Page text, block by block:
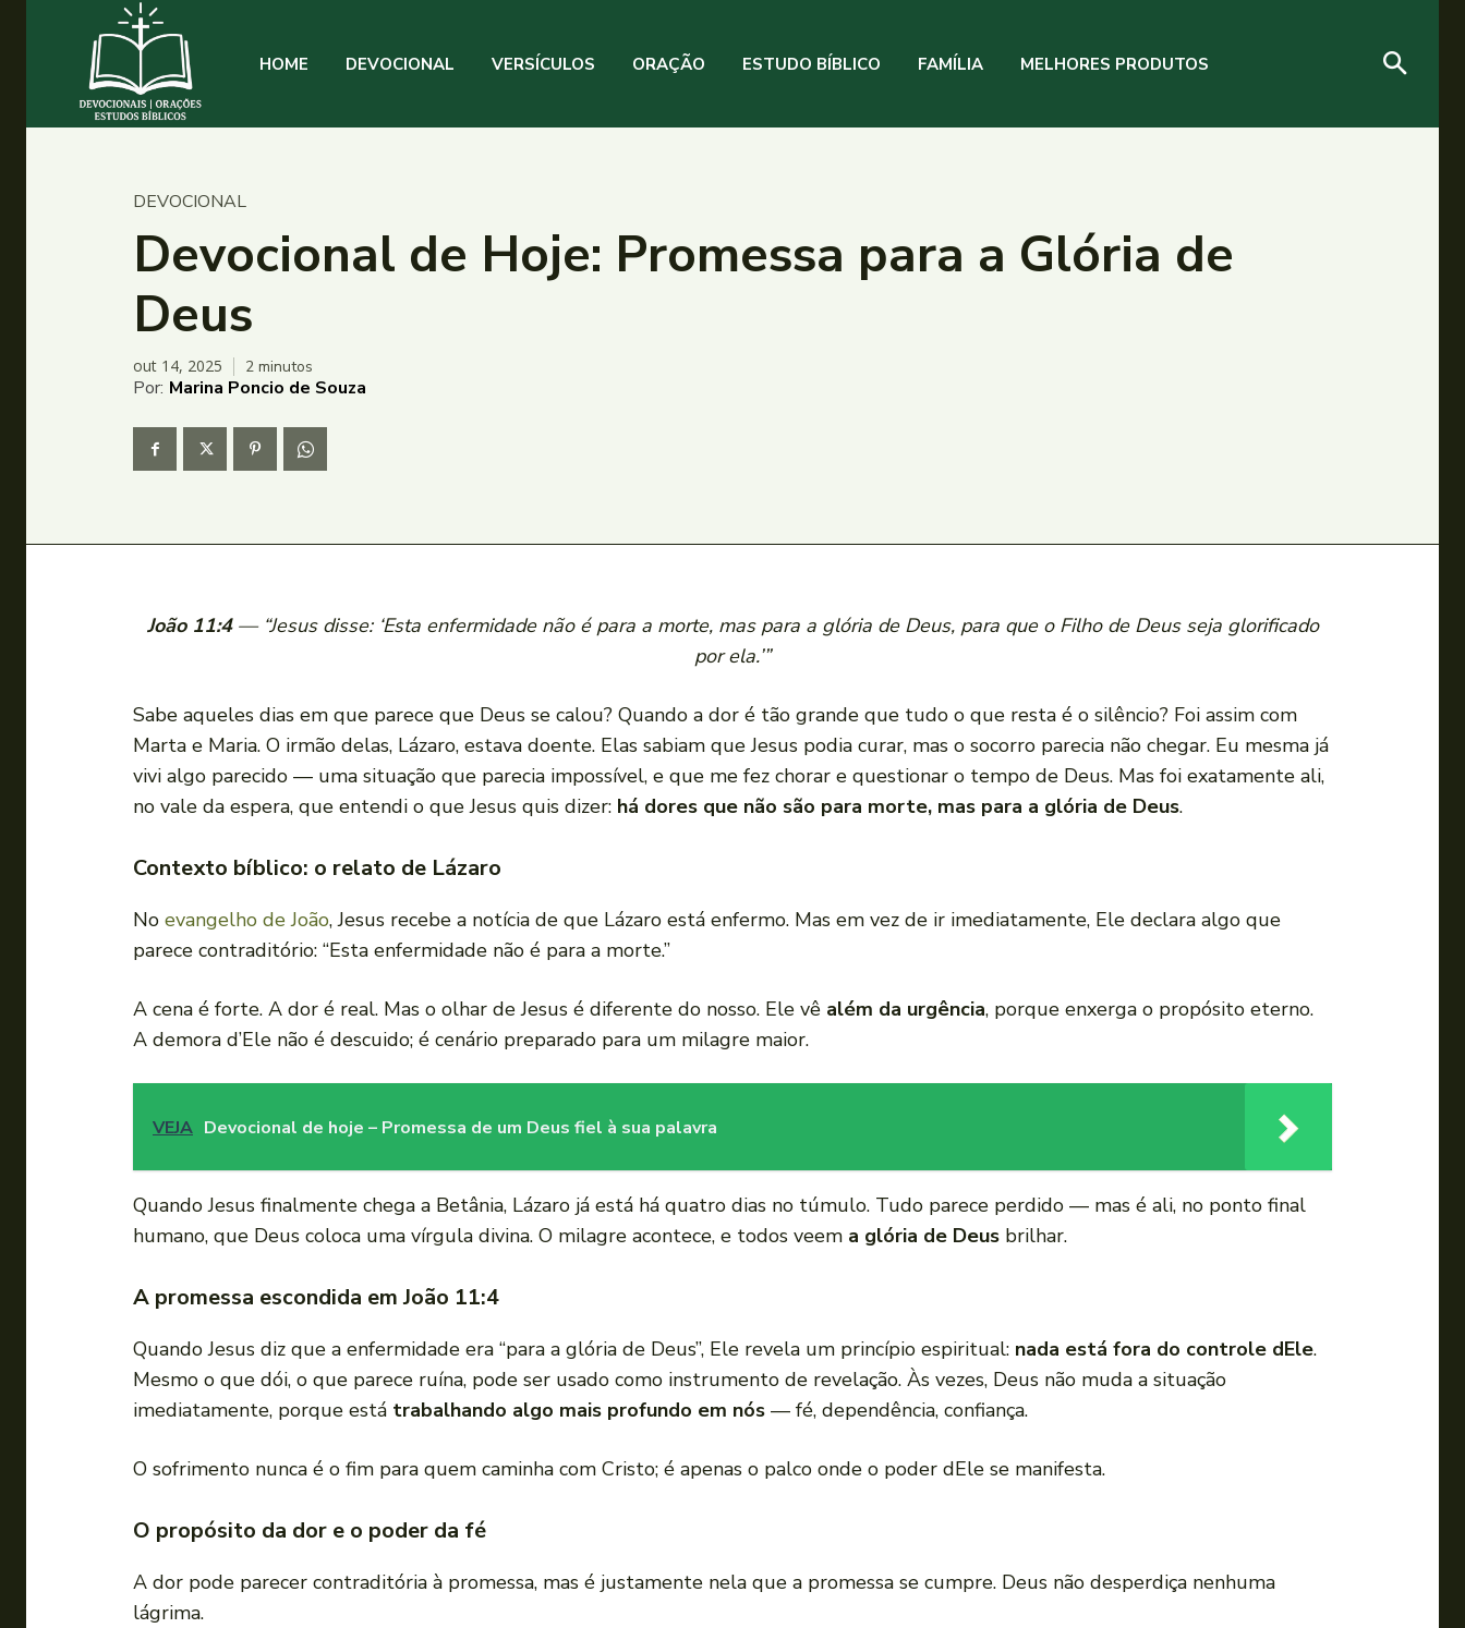
HOME DEVOCIONAL VERSÍCULOS ORAÇÃO ESTUDO BÍBLICO FAMÍLIA MELHORES PRODUTOS
DEVOCIONAL
Devocional de Hoje: Promessa para a Glória de
Deus
out 14, 2025 2 minutos
Por: Marina Poncio de Souza
João 11:4— “Jesus disse: ‘Esta enfermidade não é para a morte, mas para a glória de Deus, para que o Filho de Deus seja glorificado
por ela.’”
Sabe aqueles dias em que parece que Deus se calou? Quando a dor é tão grande que tudo o que resta é o silêncio? Foi assim com
Marta e Maria. O irmão delas, Lázaro, estava doente. Elas sabiam que Jesus podia curar, mas o socorro parecia não chegar. Eu mesma já
vivi algo parecido — uma situação que parecia impossível, e que me fez chorar e questionar o tempo de Deus. Mas foi exatamente ali,
no vale da espera, que entendi o que Jesus quis dizer: há dores que não são para morte, mas para a glória de Deus.
Contexto bíblico: o relato de Lázaro
No evangelho de João, Jesus recebe a notícia de que Lázaro está enfermo. Mas em vez de ir imediatamente, Ele declara algo que
parece contraditório: “Esta enfermidade não é para a morte.”
A cena é forte. A dor é real. Mas o olhar de Jesus é diferente do nosso. Ele vê além da urgência, porque enxerga o propósito eterno.
A demora d’Ele não é descuido; é cenário preparado para um milagre maior.
VEJA Devocional de hoje – Promessa de um Deus fiel à sua palavra
Quando Jesus finalmente chega a Betânia, Lázaro já está há quatro dias no túmulo. Tudo parece perdido — mas é ali, no ponto final
humano, que Deus coloca uma vírgula divina. O milagre acontece, e todos veem a glória de Deus brilhar.
A promessa escondida em João 11:4
Quando Jesus diz que a enfermidade era “para a glória de Deus”, Ele revela um princípio espiritual: nada está fora do controle dEle.
Mesmo o que dói, o que parece ruína, pode ser usado como instrumento de revelação. Às vezes, Deus não muda a situação
imediatamente, porque está trabalhando algo mais profundo em nós — fé, dependência, confiança.
O sofrimento nunca é o fim para quem caminha com Cristo; é apenas o palco onde o poder dEle se manifesta.
O propósito da dor e o poder da fé
A dor pode parecer contraditória à promessa, mas é justamente nela que a promessa se cumpre. Deus não desperdiça nenhuma
lágrima.